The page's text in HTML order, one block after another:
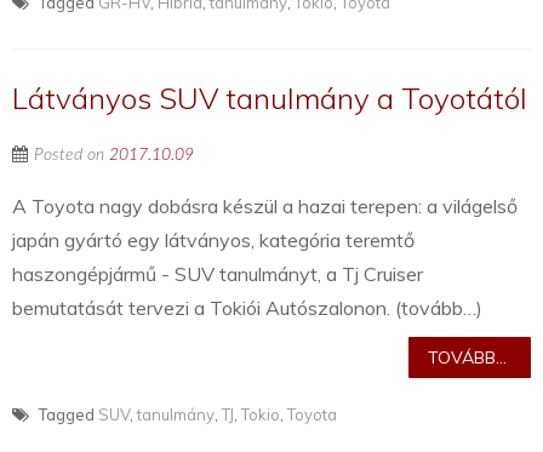
Látványos SUV tanulmány a Toyotától
Posted on 2017.10.09
A Toyota nagy dobásra készül a hazai terepen: a világelső
japán gyártó egy látványos, kategória teremtő
haszongépjármű - SUV tanulmányt, a Tj Cruiser
bemutatását tervezi a Tokiói Autószalonon. (tovább…)
TOVÁBB...
Tagged SUV,tanulmány ,TJ ,Tokio ,Toyota